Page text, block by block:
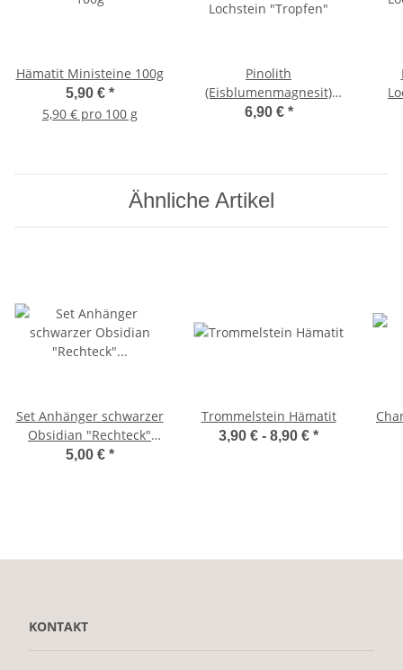
Hämatit Ministeine 100g
5,90 € *
5,90 € pro 100 g
Pinolith
(Eisblumenmagnesit)
Lochstein "Tropfen"
6,90 € *
Ähnliche Artikel
Set Anhänger schwarzer
Obsidian "Rechteck"
und Lederband
5,00 € *
Trommelstein Hämatit
3,90 € - 8,90 € *
KONTAKT